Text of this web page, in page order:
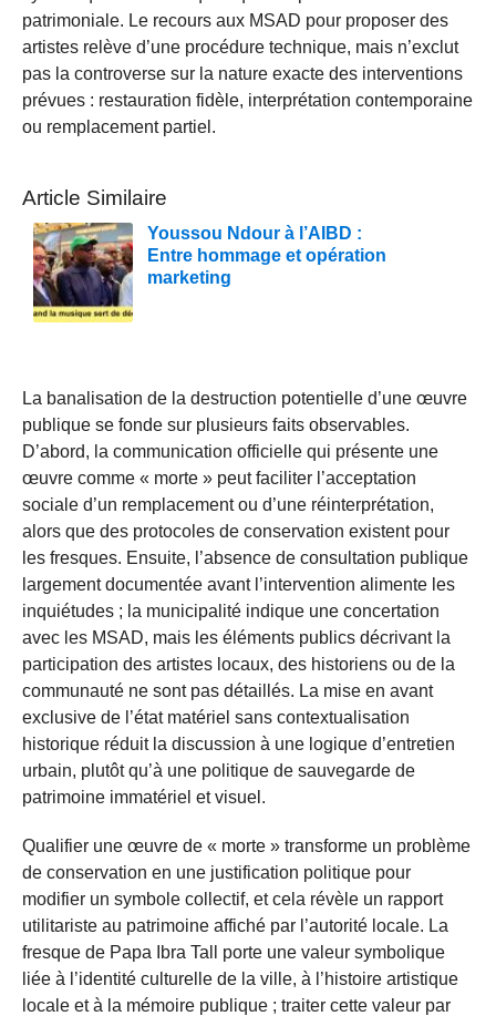
patrimoniale. Le recours aux MSAD pour proposer des
artistes relève d’une procédure technique, mais n’exclut
pas la controverse sur la nature exacte des interventions
prévues : restauration fidèle, interprétation contemporaine
ou remplacement partiel.
Article Similaire
Youssou Ndour à l’AIBD :
Entre hommage et opération
marketing
La banalisation de la destruction potentielle d’une œuvre
publique se fonde sur plusieurs faits observables.
D’abord, la communication officielle qui présente une
œuvre comme « morte » peut faciliter l’acceptation
sociale d’un remplacement ou d’une réinterprétation,
alors que des protocoles de conservation existent pour
les fresques. Ensuite, l’absence de consultation publique
largement documentée avant l’intervention alimente les
inquiétudes ; la municipalité indique une concertation
avec les MSAD, mais les éléments publics décrivant la
participation des artistes locaux, des historiens ou de la
communauté ne sont pas détaillés. La mise en avant
exclusive de l’état matériel sans contextualisation
historique réduit la discussion à une logique d’entretien
urbain, plutôt qu’à une politique de sauvegarde de
patrimoine immatériel et visuel.
Qualifier une œuvre de « morte » transforme un problème
de conservation en une justification politique pour
modifier un symbole collectif, et cela révèle un rapport
utilitariste au patrimoine affiché par l’autorité locale. La
fresque de Papa Ibra Tall porte une valeur symbolique
liée à l’identité culturelle de la ville, à l’histoire artistique
locale et à la mémoire publique ; traiter cette valeur par